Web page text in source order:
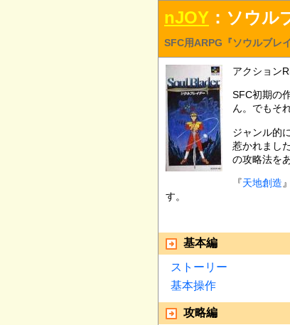
nJOY ：ソウル
SFC用ARPG『ソウルブレ
アクション
SFC初期の
ん。でもそ
ジャンル的
惹かれまし
の攻略法を
『天地創造
す。
基本編
ストーリー
基本操作
攻略編